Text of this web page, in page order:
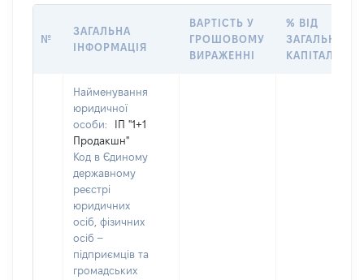
№
ЗАГАЛЬНА
ІНФОРМАЦІЯ
ВАРТІСТЬ У
ГРОШОВОМУ
ВИРАЖЕННІ
% ВІД
ЗАГАЛЬНОГО
КАПІТАЛУ
Найменування
юридичної
особи:
ІП "1+1
Продакшн"
Код в Єдиному
державному
реєстрі
юридичних
осіб, фізичних
осіб –
підприємців та
громадських